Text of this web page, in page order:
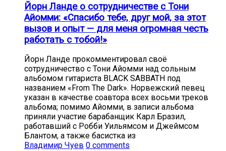
Йорн Ланде о сотрудничестве с Тони
Айомми: «Спасибо тебе, друг мой, за этот
вызов и опыт — для меня огромная честь
работать с тобой!»
Йорн Ланде прокомментировал своё
сотрудничество с Тони Айомми над сольным
альбомом гитариста BLACK SABBATH под
названием «From The Dark». Норвежский певец
указан в качестве соавтора всех восьми треков
альбома; помимо Айомми, в записи альбома
приняли участие барабанщик Карл Бразил,
работавший с Робби Уильямсом и Джеймсом
Блантом, а также басистка из
Владимир Чуев 0 comments